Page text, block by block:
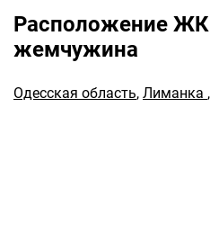
Расположение ЖК
жемчужина
Одесская область, Лиманка ,